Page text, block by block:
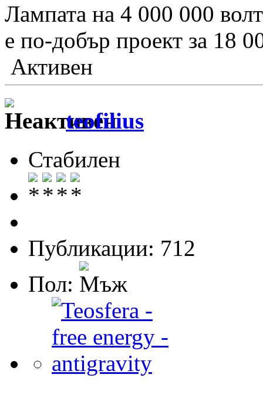
Лампата на 4 000 000
е по-добър проект за 18
Активен
teofilius
Стабилен
Публикации: 712
Пол: